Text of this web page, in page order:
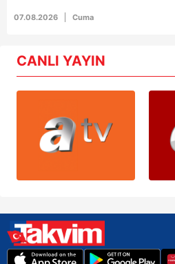
07.08.2026 Cuma
CANLI YAYIN